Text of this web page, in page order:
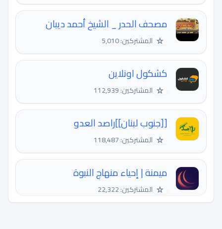
مصحف الحدر _ الشيخ أحمد ديبان
☆ المشتركين: 5,010
كشكول اونلاين
☆ المشتركين: 112,939
[[جنوب لبنان]]راصد العدو
☆ المشتركين: 118,487
ميمنة | إحياء منهاج النبوة
☆ المشتركين: 22,322